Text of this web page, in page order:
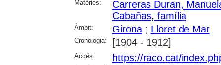
Matèries:
Carreras Duran,
Cabañas, família
Àmbit: Girona; Lloret de Mar
Cronologia: [1904 - 1912]
Accés: https://raco.cat/